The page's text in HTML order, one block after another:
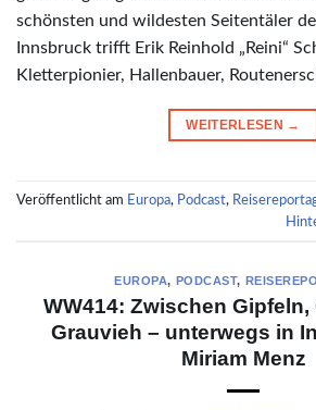
schönsten und wildesten Seitentäler
Innsbruck trifft Erik Reinhold „Reini“
Kletterpionier, Hallenbauer,
WEITERLESEN →
Veröffentlicht am Europa, Podcast,
EUROPA, PODCAST,
WW414: Zwischen Gipfeln,
Grauvieh – unterwegs in
Miriam Menz